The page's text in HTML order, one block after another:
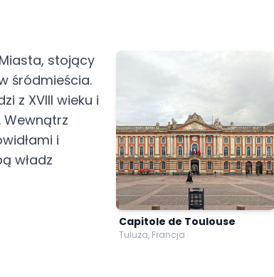
Capitole de Toulouse
Tuluza, Francja
stojący
śródmieścia.
z XVIII wieku i
i
władz